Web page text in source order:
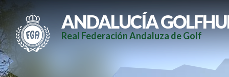
ANDALUCÍA
Real Federación Andaluza de Golf